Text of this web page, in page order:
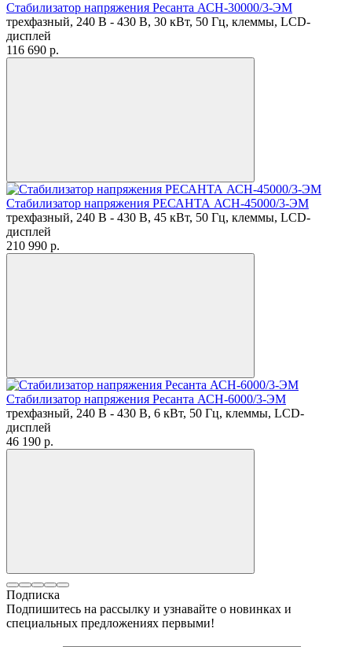
Стабилизатор напряжения Ресанта АСН-30000/3-ЭМ
трехфазный, 240 В - 430 В, 30 кВт, 50 Гц, клеммы, LCD-
дисплей
116 690 p.
Стабилизатор напряжения РЕСАНТА АСН-45000/3-ЭМ
трехфазный, 240 В - 430 В, 45 кВт, 50 Гц, клеммы, LCD-
дисплей
210 990 p.
Стабилизатор напряжения Ресанта АСН-6000/3-ЭМ
трехфазный, 240 В - 430 В, 6 кВт, 50 Гц, клеммы, LCD-
дисплей
46 190 p.
Подписка
Подпишитесь на рассылку и узнавайте о новинках и
специальных предложениях первыми!